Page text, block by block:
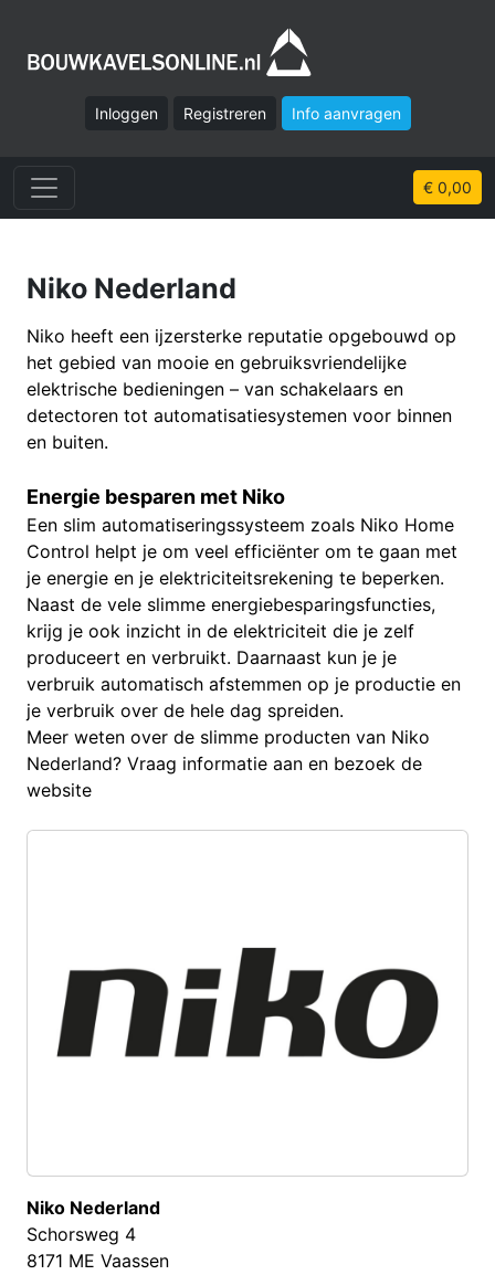
Inloggen Registreren Info aanvragen
€ 0,00
Niko Nederland
Niko heeft een ijzersterke reputatie opgebouwd op
het gebied van mooie en gebruiksvriendelijke
elektrische bedieningen – van schakelaars en
detectoren tot automatisatiesystemen voor binnen
en buiten.
Energie besparen met Niko
Een slim automatiseringssysteem zoals Niko Home
Control helpt je om veel efficiënter om te gaan met
je energie en je elektriciteitsrekening te beperken.
Naast de vele slimme energiebesparingsfuncties,
krijg je ook inzicht in de elektriciteit die je zelf
produceert en verbruikt. Daarnaast kun je je
verbruik automatisch afstemmen op je productie en
je verbruik over de hele dag spreiden.
Meer weten over de slimme producten van Niko
Nederland? Vraag informatie aan en bezoek de
website
Niko Nederland
Schorsweg 4
8171 ME Vaassen